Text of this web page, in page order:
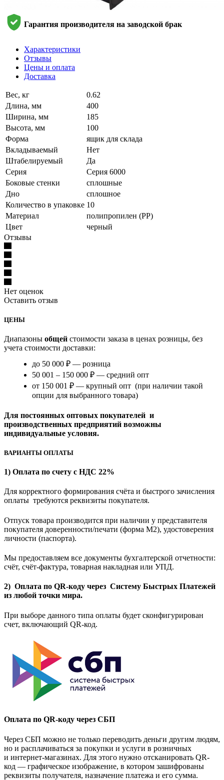
Гарантия производителя на заводской брак
Характеристики
Отзывы
Цены и оплата
Доставка
Вес, кг
0.62
Длина, мм
400
Ширина, мм
185
Высота, мм
100
Форма
ящик для склада
Вкладываемый
Нет
Штабелируемый
Да
Серия
Серия 6000
Боковые стенки
сплошные
Дно
сплошное
Количество в упаковке 10
Материал
полипропилен (PP)
Цвет
черный
Отзывы
Нет оценок
Оставить отзыв
ЦЕНЫ
Диапазоны общей стоимости заказа в ценах розницы, без
учета стоимости доставки:
до 50 000 ₽ — розница
50 001 – 150 000 ₽ — средний опт
от 150 001 ₽ — крупный опт (при наличии такой
опции для выбранного товара)
Для постоянных оптовых покупателей и
производственных предприятий возможны
индивидуальные условия.
ВАРИАНТЫ ОПЛАТЫ
1) Оплата по счету с НДС 22%
Для корректного формирования счёта и быстрого зачисления
оплаты требуются реквизиты покупателя.
Отпуск товара производится при наличии у представителя
покупателя доверенности/печати (форма M2), удостоверения
личности (паспорта).
Мы предоставляем все документы бухгалтерской отчетности:
счёт, счёт-фактура, товарная накладная или УПД.
2) Оплата по QR-коду через Систему Быстрых Платежей
из любой точки мира.
При выборе данного типа оплаты будет сконфигурирован
счет, включающий QR-код.
Оплата по QR-коду через СБП
Через СБП можно не только переводить деньги другим людям,
но и расплачиваться за покупки и услуги в розничных
и интернет-магазинах. Для этого нужно отсканировать QR-
код — графическое изображение, в котором зашифрованы
реквизиты получателя, назначение платежа и его сумма.